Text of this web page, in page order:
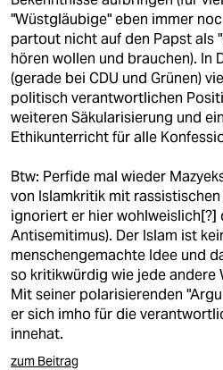
"Wüstgläubige" eben immer
partout nicht auf den Papst als
hören wollen und brauchen). In
(gerade bei CDU und Grünen)
politisch verantwortlichen
weiteren Säkularisierung und
Ethikunterricht für alle
Btw: Perfide mal wieder
von Islamkritik mit
ignoriert er hier wohlweislich[?]
Antisemitimus). Der Islam ist
menschengemachte Idee und
so kritikwürdig wie jede andere
Mit seiner polarisierenden
er sich imho für die
innehat.
zum Beitrag